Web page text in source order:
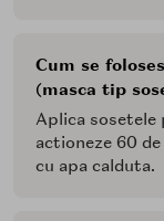
Cum se
(masca tip
Aplica sosetele
actioneze 60
cu apa calduta.